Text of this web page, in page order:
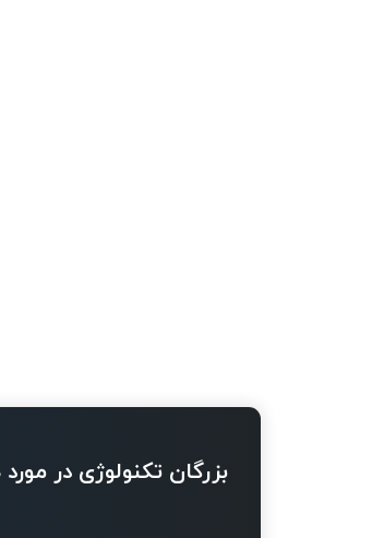
بزرگان تکنولوژی در